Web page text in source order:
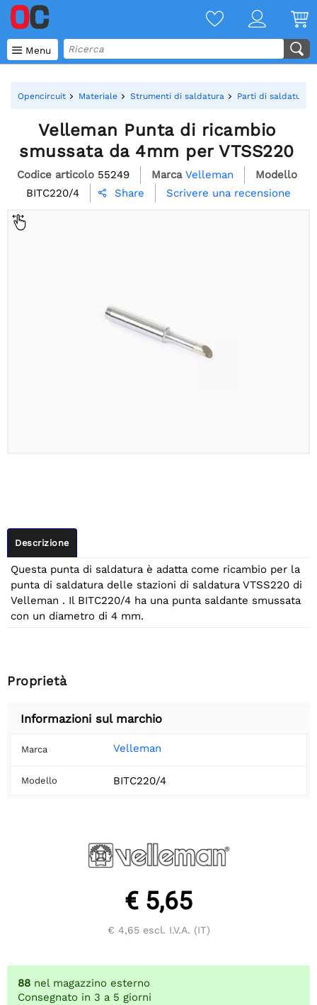
 Menu
Opencircuit Materiale Strumenti di saldatura Parti di saldatura
Velleman Punta di ricambio
smussata da 4mm per VTSS220
Codice articolo 55249 Marca Velleman
Modello
BITC220/4
 Share Scrivere una recensione
Descrizione
Questa punta di saldatura è adatta come ricambio per la
punta di saldatura delle stazioni di saldatura VTSS220 di
Velleman . Il BITC220/4 ha una punta saldante smussata
con un diametro di 4 mm.
Proprietà
Informazioni sul marchio
Marca Velleman
Modello BITC220/4
€ 5,65
€ 4,65escl. I.V.A. (IT)
88 nel magazzino esterno
Consegnato in 3 a 5 giorni